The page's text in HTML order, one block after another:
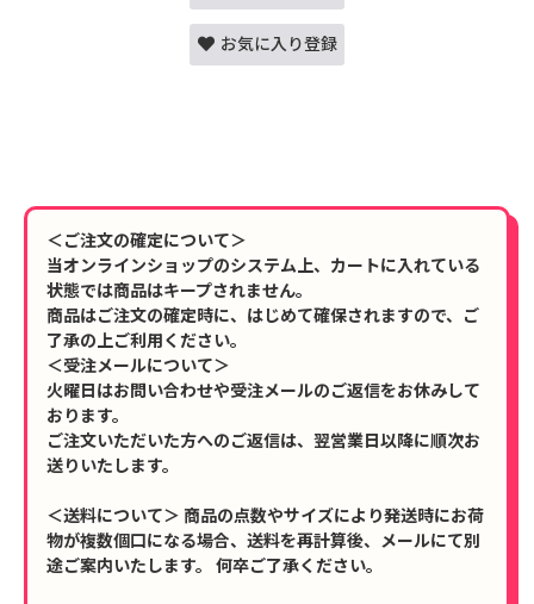
お気に入り登録
＜ご注文の確定について＞
当オンラインショップのシステム上、カートに入れている
状態では商品はキープされません。
商品はご注文の確定時に、はじめて確保されますので、ご
了承の上ご利用ください。
＜受注メールについて＞
火曜日はお問い合わせや受注メールのご返信をお休みして
おります。
ご注文いただいた方へのご返信は、翌営業日以降に順次お
送りいたします。
＜送料について＞ 商品の点数やサイズにより発送時にお荷
物が複数個口になる場合、送料を再計算後、メールにて別
途ご案内いたします。 何卒ご了承ください。